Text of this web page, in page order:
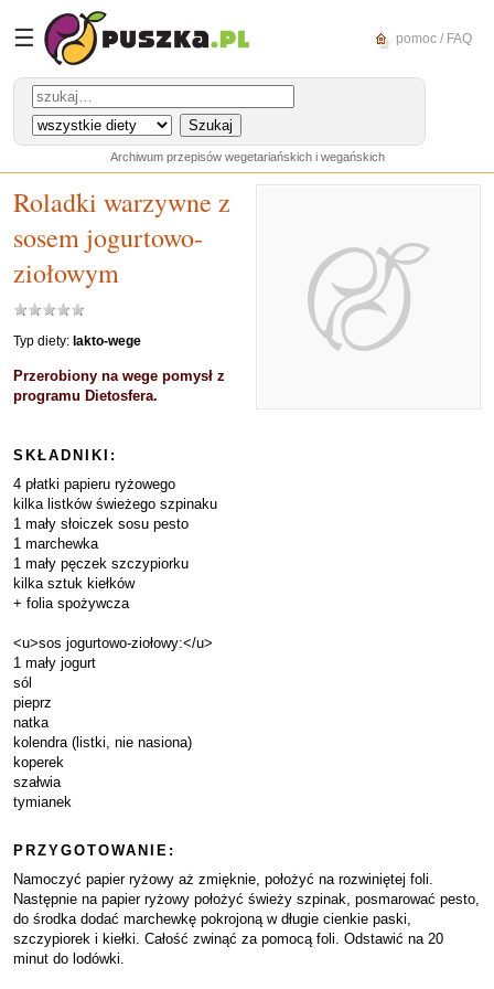
☰ pomoc / FAQ
Archiwum przepisów wegetariańskich i wegańskich
Roladki warzywne z
sosem jogurtowo-
ziołowym
Typ diety: lakto-wege
Przerobiony na wege pomysł z
programu Dietosfera.
SKŁADNIKI:
4 płatki papieru ryżowego
kilka listków świeżego szpinaku
1 mały słoiczek sosu pesto
1 marchewka
1 mały pęczek szczypiorku
kilka sztuk kiełków
+ folia spożywcza
<u>sos jogurtowo-ziołowy:</u>
1 mały jogurt
sól
pieprz
natka
kolendra (listki, nie nasiona)
koperek
szałwia
tymianek
PRZYGOTOWANIE:
Namoczyć papier ryżowy aż zmięknie, położyć na rozwiniętej foli.
Następnie na papier ryżowy położyć świeży szpinak, posmarować pesto,
do środka dodać marchewkę pokrojoną w długie cienkie paski,
szczypiorek i kiełki. Całość zwinąć za pomocą foli. Odstawić na 20
minut do lodówki.